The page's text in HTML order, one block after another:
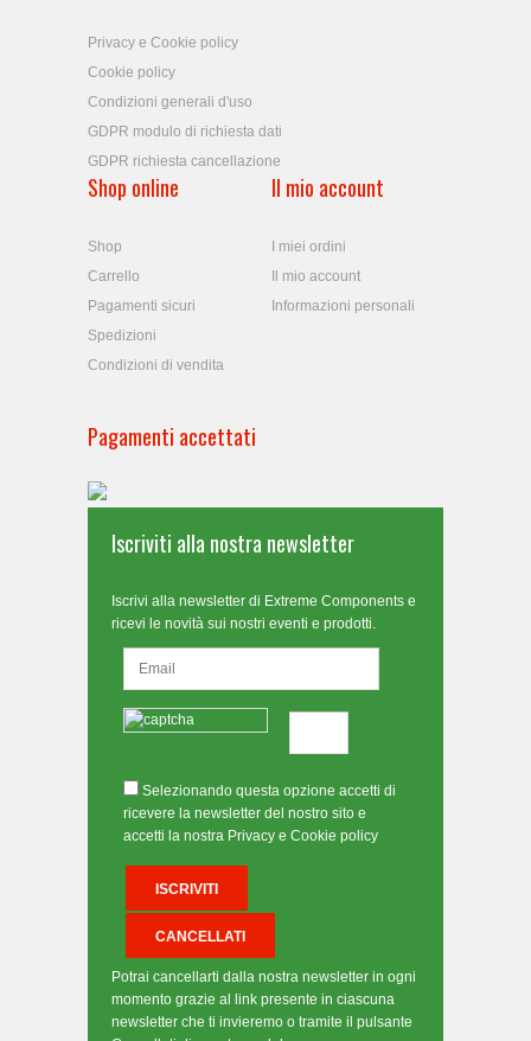
Privacy e Cookie policy
Cookie policy
Condizioni generali d'uso
GDPR modulo di richiesta dati
GDPR richiesta cancellazione
Shop online
Shop
Carrello
Pagamenti sicuri
Spedizioni
Condizioni di vendita
Il mio account
I miei ordini
Il mio account
Informazioni personali
Pagamenti accettati
Iscriviti alla nostra newsletter
Iscrivi alla newsletter di Extreme Components e
ricevi le novità sui nostri eventi e prodotti.
Selezionando questa opzione accetti di
ricevere la newsletter del nostro sito e
accetti la nostra Privacy e Cookie policy
Potrai cancellarti dalla nostra newsletter in ogni
momento grazie al link presente in ciascuna
newsletter che ti invieremo o tramite il pulsante